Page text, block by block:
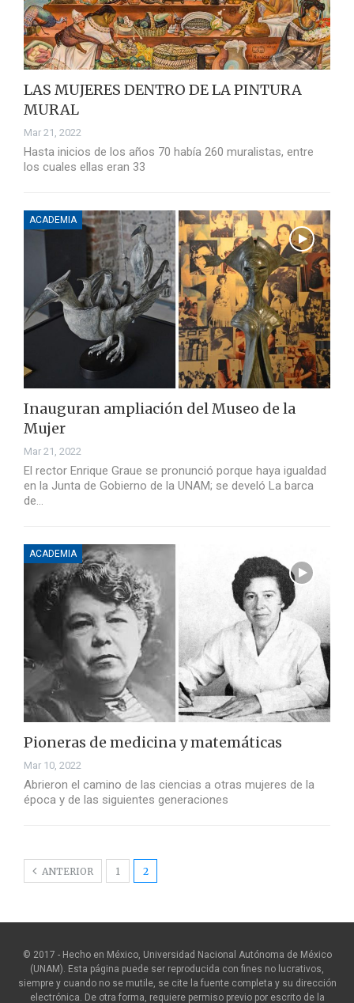
LAS MUJERES DENTRO DE LA PINTURA
MURAL
Mar 21, 2022
Hasta inicios de los años 70 había 260 muralistas, entre
los cuales ellas eran 33
ACADEMIA
Inauguran ampliación del Museo de la
Mujer
Mar 21, 2022
El rector Enrique Graue se pronunció porque haya igualdad
en la Junta de Gobierno de la UNAM; se develó La barca
de…
ACADEMIA
Pioneras de medicina y matemáticas
Mar 10, 2022
Abrieron el camino de las ciencias a otras mujeres de la
época y de las siguientes generaciones
ANTERIOR 1 2
© 2017 - Hecho en México, Universidad Nacional Autónoma de México
(UNAM). Esta página puede ser reproducida con fines no lucrativos,
siempre y cuando no se mutile, se cite la fuente completa y su dirección
electrónica. De otra forma, requiere permiso previo por escrito de la